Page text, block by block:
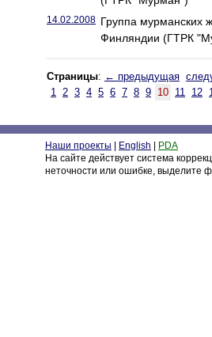
14.02.2008 Группа мурманских
Финляндии (ГТРК
Страницы: ← предыдущая
1 2 3 4 5 6 7 8 9 10 11 12
Наши проекты English
PDA
На сайте действует система
неточности или ошибке, выделите